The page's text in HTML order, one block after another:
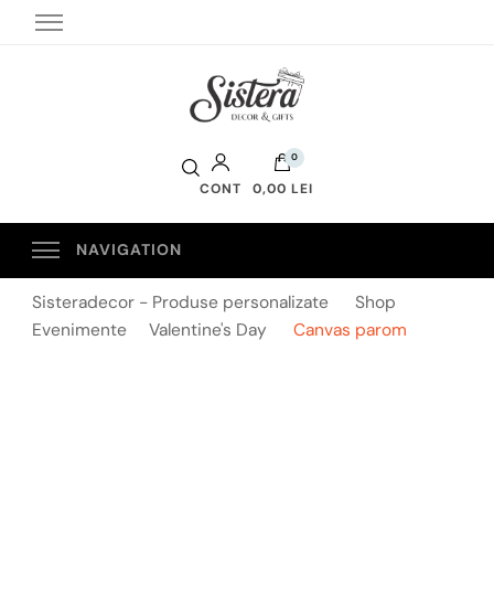
CONT
0
0,00 LEI
Sisteradecor - Produse personalizate
Shop
Evenimente
Valentine's Day Canvas parom